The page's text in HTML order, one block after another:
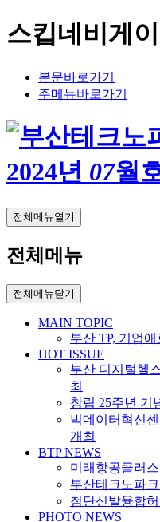
스킵네비게
본문바로가기
주메뉴바로가기
2024년 07월
전체메뉴열기
전체메뉴
전체메뉴닫기
MAIN TOPIC
부산 TP, 기업
HOT ISSUE
부산 디지털헬
최
창립 25주년 기
빅데이터혁신
개최
BTP NEWS
미래항공클러
부산테크노파
첨단신발융합
PHOTO NEWS